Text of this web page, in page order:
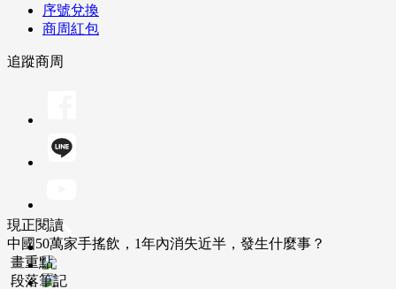
序號兌換
商周紅包
追蹤商周
現正閱讀
中國50萬家手搖飲，1年內消失近半，發生什麼事？
畫重點
段落筆記